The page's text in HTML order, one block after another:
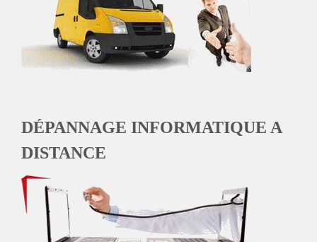
DÉPANNAGE INFORMATIQUE A
DISTANCE